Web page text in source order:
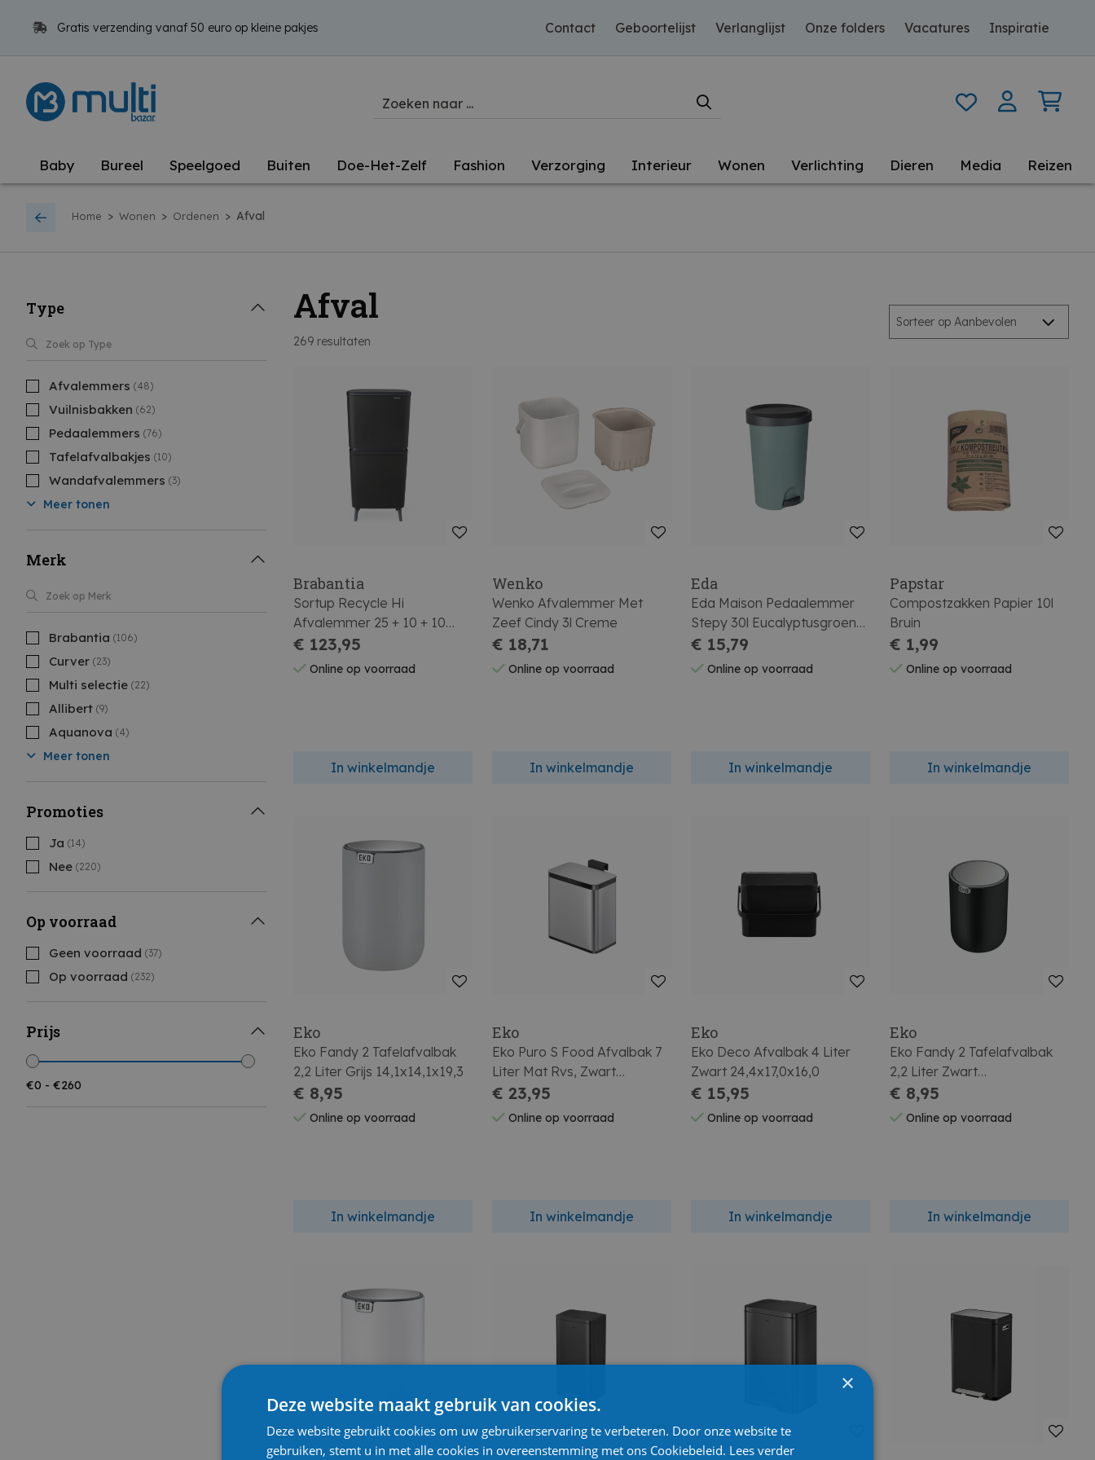
Gratis verzending vanaf 50 euro op kleine pakjes Contact Geboortelijst Verlanglijst Onze folders Vacatures Inspiratie
Baby Bureel Speelgoed Buiten Doe-Het-Zelf Fashion Verzorging Interieur Wonen Verlichting Dieren Media Reizen
Home > Wonen > Ordenen > Afval
Type
Afvalemmers (48)
Vuilnisbakken (62)
Pedaalemmers (76)
Tafelafvalbakjes (10)
Wandafvalemmers (3)
Meer tonen
Merk
Brabantia (106)
Curver (23)
Multi selectie (22)
Allibert (9)
Aquanova (4)
Meer tonen
Promoties
Ja (14)
Nee (220)
Op voorraad
Geen voorraad (37)
Op voorraad (232)
Prijs
Afval
269 resultaten
Brabantia
Sortup Recycle Hi
Afvalemmer 25 + 10 + 10
Liter Dark Grey
€ 123,95
Online op voorraad
In winkelmandje
Wenko
Wenko Afvalemmer Met
Zeef Cindy 3l Creme
€ 18,71
Online op voorraad
In winkelmandje
Eda
Eda Maison Pedaalemmer
Stepy 30l Eucalyptusgroen
Grijs Antraciet
€ 15,79
Online op voorraad
In winkelmandje
Papstar
Compostzakken Papier 10l
Bruin
€ 1,99
Online op voorraad
In winkelmandje
Eko
Eko Fandy 2 Tafelafvalbak
2,2 Liter Grijs 14,1x14,1x19,3
€ 8,95
Online op voorraad
In winkelmandje
Eko
Eko Puro S Food Afvalbak 7
Liter Mat Rvs, Zwart
26,2x16,2x30,2
€ 23,95
Online op voorraad
In winkelmandje
Eko
Eko Deco Afvalbak 4 Liter
Zwart 24,4x17,0x16,0
€ 15,95
Online op voorraad
In winkelmandje
Eko
Eko Fandy 2 Tafelafvalbak
2,2 Liter Zwart
14,1x14,1x19,3
€ 8,95
Online op voorraad
In winkelmandje
×
Deze website maakt gebruik van cookies.
Deze website gebruikt cookies om uw gebruikerservaring te verbeteren. Door onze website te
gebruiken, stemt u in met alle cookies in overeenstemming met ons Cookiebeleid. Lees verder